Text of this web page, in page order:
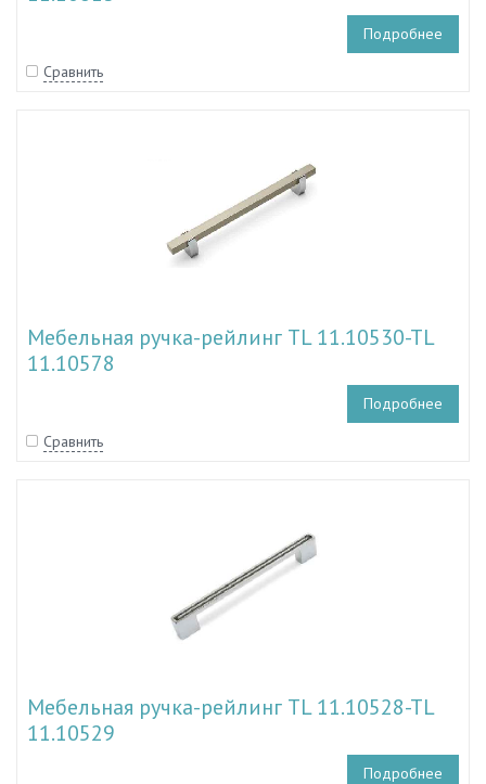
Подробнее
Сравнить
Мебельная ручка-рейлинг TL 11.10530-TL
11.10578
Подробнее
Сравнить
Мебельная ручка-рейлинг TL 11.10528-TL
11.10529
Подробнее